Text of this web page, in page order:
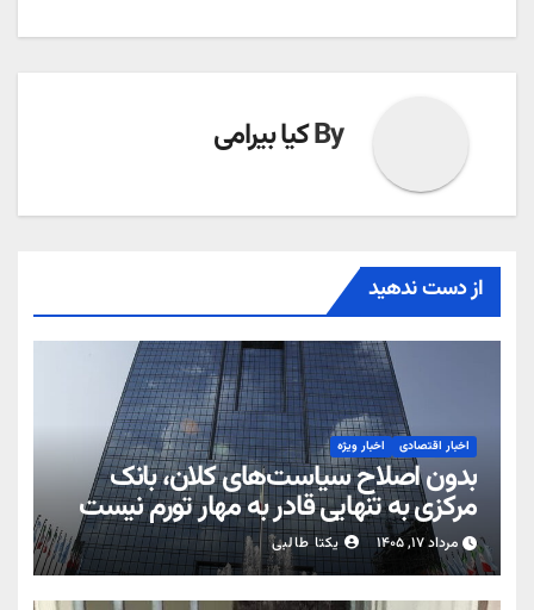
Byکیا بیرامی
از دست ندهید
اخبار اقتصادی اخبار ویژه
بدون اصلاح سیاست‌های کلان، بانک
مرکزی به تنهایی قادر به مهار تورم نیست
مرداد ۱۷, ۱۴۰۵ یکتا طالبی